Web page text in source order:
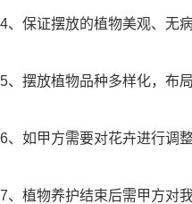
4、保证摆放的植物美观、无
5、摆放植物品种多样化，布
6、如甲方需要对花卉进行调
7、植物养护结束后需甲方对